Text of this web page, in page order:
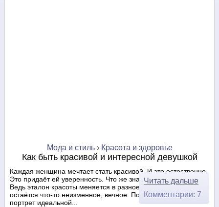
Мода и стиль› Красота и здоровье
Как быть красивой и интересной девушкой
Каждая женщина мечтает стать красивой. И это естественно.
Это придаёт ей уверенность. Что же значит быть красивой.
Ведь эталон красоты меняется в разное время. И все же
остаётся что-то неизменное, вечное. Попробуем нарисовать
портрет идеальной...
Читать дальше
Комментарии: 7